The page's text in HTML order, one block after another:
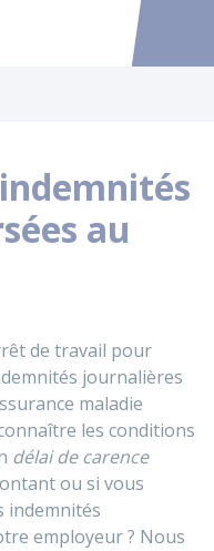
Accéder
au
de travail pour
journalières
maladie
les conditions
délai de carence
ou si vous
indemnités
employeur ? Nous